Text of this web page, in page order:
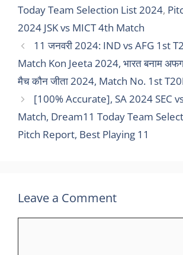
Today Team Selection List 2024,
2024 JSK vs MICT 4th Match
11 जनवरी 2024: IND vs AFG 1st
Match Kon Jeeta 2024, भारत बनाम
मैच कौन जीता 2024, Match No. 1st T20I
[100% Accurate], SA 2024 SEC
Match, Dream11 Today Team
Pitch Report, Best Playing 11
Leave a Comment